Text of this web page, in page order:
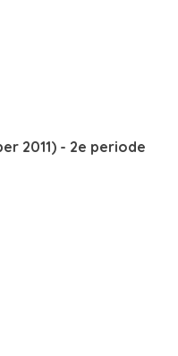
2011) - 2e periode